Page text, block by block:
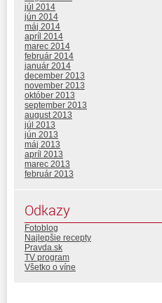
júl 2014
jún 2014
máj 2014
apríl 2014
marec 2014
február 2014
január 2014
december 2013
november 2013
október 2013
september 2013
august 2013
júl 2013
jún 2013
máj 2013
apríl 2013
marec 2013
február 2013
Odkazy
Fotoblog
Najlepšie recepty
Pravda.sk
TV program
Všetko o víne